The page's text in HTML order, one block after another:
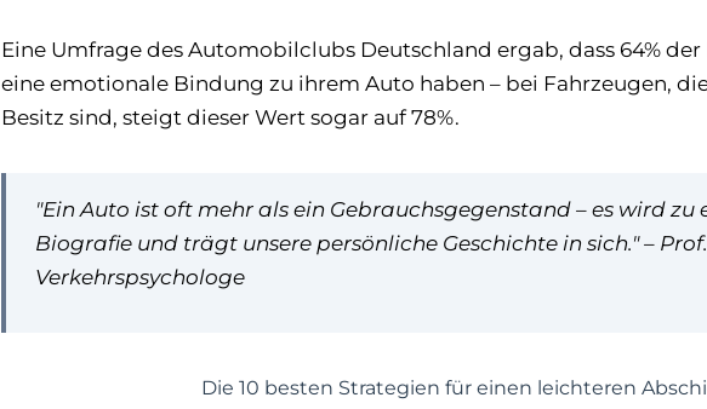
Eine Umfrage des Automobilclubs Deutschland ergab, dass 64%
eine emotionale Bindung zu ihrem Auto haben – bei Fahrzeugen,
Besitz sind, steigt dieser Wert sogar auf 78%.
"Ein Auto ist oft mehr als ein Gebrauchsgegenstand – es wird zu
Biografie und trägt unsere persönliche Geschichte in sich." –
Verkehrspsychologe
Die 10 besten Strategien für einen leichteren